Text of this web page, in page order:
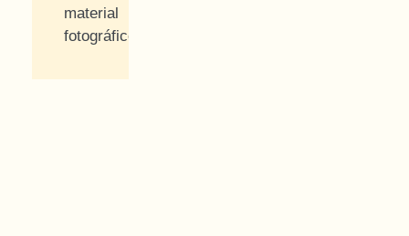
material
fotográfico.